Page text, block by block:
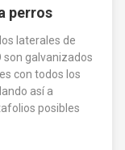
perros
laterales de
son galvanizados
con todos los
así a
posibles